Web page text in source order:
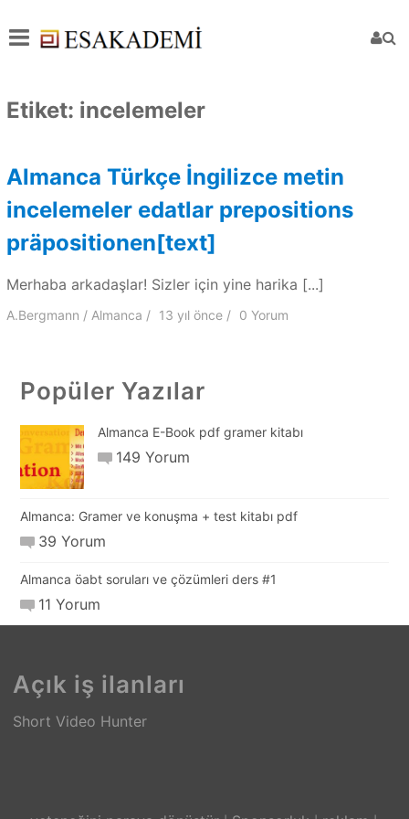
Etiket: incelemeler
Almanca Türkçe İngilizce metin
incelemeler edatlar prepositions
präpositionen[text]
Merhaba arkadaşlar! Sizler için yine harika [...]
A.Bergmann Almanca 13 yılönce 0 Yorum
Popüler Yazılar
Almanca E-Book pdf gramer kitabı
149 Yorum
Almanca: Gramer ve konuşma + test kitabı pdf
39 Yorum
Almanca öabt soruları ve çözümleri ders #1
11 Yorum
Açık iş ilanları
Short Video Hunter